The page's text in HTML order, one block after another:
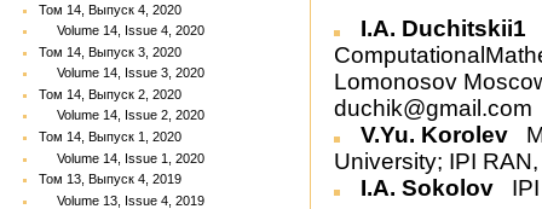
Том 14, Выпуск 4, 2020
Volume 14, Issue 4, 2020
Том 14, Выпуск 3, 2020
Volume 14, Issue 3, 2020
Том 14, Выпуск 2, 2020
Volume 14, Issue 2, 2020
Том 14, Выпуск 1, 2020
Volume 14, Issue 1, 2020
Том 13, Выпуск 4, 2019
Volume 13, Issue 4, 2019
I.A. Duchitskii1
Lomonosov
duchik@gmail.com
V.Yu. Korolev
University; IPI
I.A. Sokolov